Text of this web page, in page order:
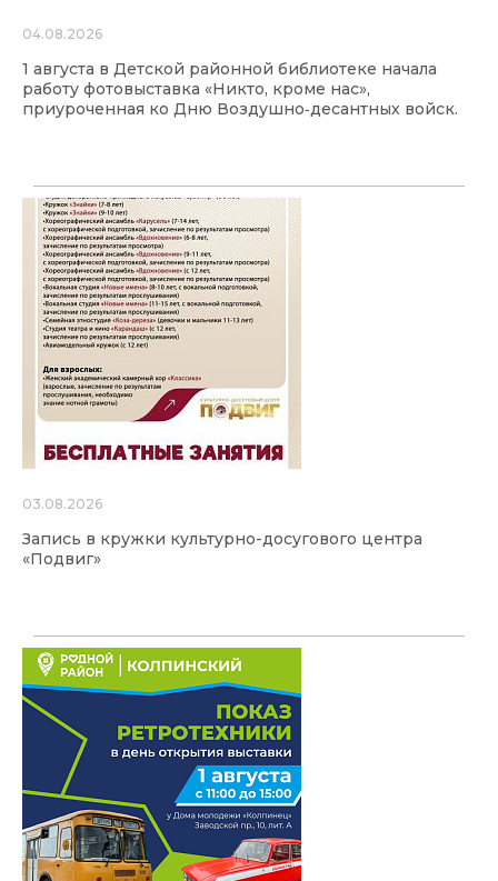
04.08.2026
1 августа в Детской районной библиотеке начала
работу фотовыставка «Никто, кроме нас»,
приуроченная ко Дню Воздушно‑десантных войск.
03.08.2026
Запись в кружки культурно-досугового центра
«Подвиг»